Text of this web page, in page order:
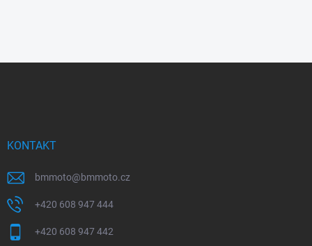
KONTAKT
bmmoto@bmmoto.cz
+420 608 947 444
+420 608 947 442